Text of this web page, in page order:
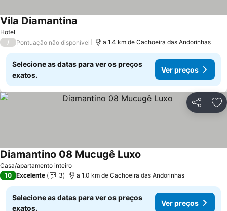
Hotel
Vila Diamantina
/ Pontuação não disponível a 1.4 km de Cachoeira das Andorinhas
Selecione as datas para ver os preços
exatos.
Ver preços
Partilhar
Casa/apartamento inteiro
Diamantino 08 Mucugê Luxo
10 Excelente 3 a 1.0 km de Cachoeira das Andorinhas
Selecione as datas para ver os preços
exatos.
Ver preços